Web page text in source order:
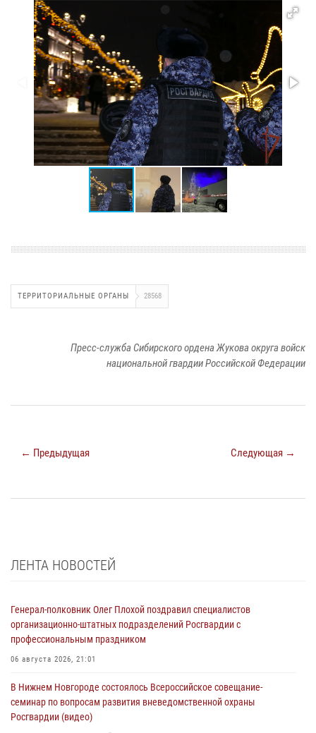
ТЕРРИТОРИАЛЬНЫЕ ОРГАНЫ 28568
Пресс-служба Сибирского ордена Жукова округа войск
национальной гвардии Российской Федерации
← Предыдущая Следующая →
ЛЕНТА НОВОСТЕЙ
Генерал-полковник Олег Плохой поздравил специалистов
организационно-штатных подразделений Росгвардии с
профессиональным праздником
06 августа 2026, 21:01
В Нижнем Новгороде состоялось Всероссийское совещание-
семинар по вопросам развития вневедомственной охраны
Росгвардии (видео)